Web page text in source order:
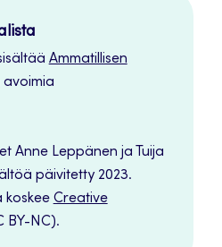
Ammatillisen
avoimia
Anne Leppänen ja Tuija
päivitetty 2023.
koskee Creative
BY-NC).